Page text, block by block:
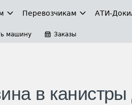
Перевозчикам АТИ-Доки
машину Заказы
в канистры